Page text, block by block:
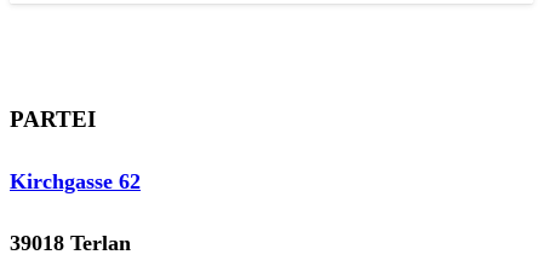
PARTEI
Kirchgasse 62
39018 Terlan